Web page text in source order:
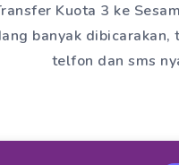
Kuota 3 ke
banyak dibicarakan,
telfon dan sms